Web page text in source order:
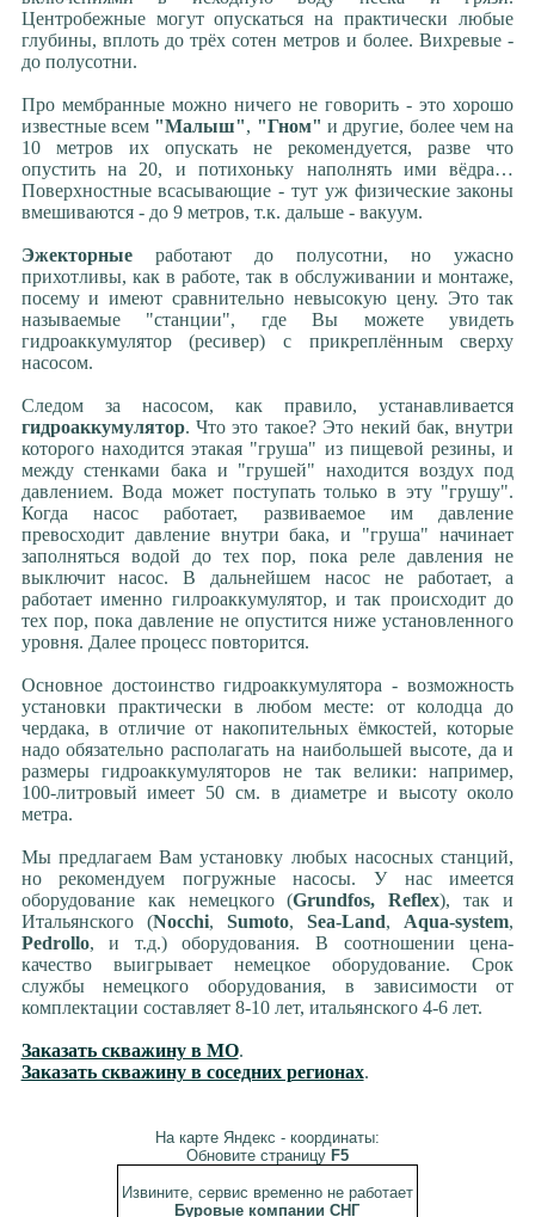
Центробежные могут опускаться на практически любые
глубины, вплоть до трёх сотен метров и более. Вихревые -
до полусотни.
Про мембранные можно ничего не говорить - это хорошо
известные всем "Малыш", "Гном" и другие, более чем на
10 метров их опускать не рекомендуется, разве что
опустить на 20, и потихоньку наполнять ими вёдра…
Поверхностные всасывающие - тут уж физические законы
вмешиваются - до 9 метров, т.к. дальше - вакуум.
Эжекторныеработают до полусотни, но ужасно
прихотливы, как в работе, так в обслуживании и монтаже,
посему и имеют сравнительно невысокую цену. Это так
называемые "станции", где Вы можете увидеть
гидроаккумулятор (ресивер) с прикреплённым сверху
насосом.
Следом за насосом, как правило, устанавливается
гидроаккумулятор. Что это такое? Это некий бак, внутри
которого находится этакая "груша" из пищевой резины, и
между стенками бака и "грушей" находится воздух под
давлением. Вода может поступать только в эту "грушу".
Когда насос работает, развиваемое им давление
превосходит давление внутри бака, и "груша" начинает
заполняться водой до тех пор, пока реле давления не
выключит насос. В дальнейшем насос не работает, а
работает именно гилроаккумулятор, и так происходит до
тех пор, пока давление не опустится ниже установленного
уровня. Далее процесс повторится.
Основное достоинство гидроаккумулятора - возможность
установки практически в любом месте: от колодца до
чердака, в отличие от накопительных ёмкостей, которые
надо обязательно располагать на наибольшей высоте, да и
размеры гидроаккумуляторов не так велики: например,
100-литровый имеет 50 см. в диаметре и высоту около
метра.
Мы предлагаем Вам установку любых насосных станций,
но рекомендуем погружные насосы. У нас имеется
оборудование как немецкого (Grundfos, Reflex), так и
Итальянского (Nocchi, Sumoto,Sea-Land, Aqua-system,
Pedrollo, и т.д.) оборудования. В соотношении цена-
качество выигрывает немецкое оборудование. Срок
службы немецкого оборудования, в зависимости от
комплектации составляет 8-10 лет, итальянского 4-6 лет.
Заказать скважину в МО.
Заказать скважину в соседних регионах.
На карте Яндекс - координаты:
Обновите страницу F5
Извините, сервис временно не работает
Буровые компании СНГ